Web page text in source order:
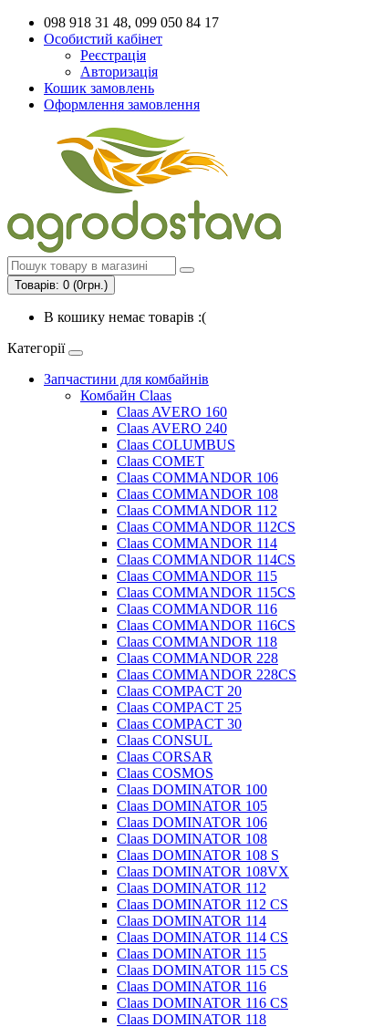
098 918 31 48, 099 050 84 17
Особистий кабінет
Реєстрація
Авторизація
Кошик замовлень
Оформлення замовлення
Товарів: 0 (0грн.)
В кошику немає товарів :(
Категорії
Запчастини для комбайнів
Комбайн Claas
Claas AVERO 160
Claas AVERO 240
Claas COLUMBUS
Claas COMET
Claas COMMANDOR 106
Claas COMMANDOR 108
Claas COMMANDOR 112
Claas COMMANDOR 112CS
Claas COMMANDOR 114
Claas COMMANDOR 114CS
Claas COMMANDOR 115
Claas COMMANDOR 115CS
Claas COMMANDOR 116
Claas COMMANDOR 116CS
Claas COMMANDOR 118
Claas COMMANDOR 228
Claas COMMANDOR 228CS
Claas COMPACT 20
Claas COMPACT 25
Claas COMPACT 30
Claas CONSUL
Claas CORSAR
Claas COSMOS
Claas DOMINATOR 100
Claas DOMINATOR 105
Claas DOMINATOR 106
Claas DOMINATOR 108
Claas DOMINATOR 108 S
Claas DOMINATOR 108VX
Claas DOMINATOR 112
Claas DOMINATOR 112 CS
Claas DOMINATOR 114
Claas DOMINATOR 114 CS
Claas DOMINATOR 115
Claas DOMINATOR 115 CS
Claas DOMINATOR 116
Claas DOMINATOR 116 CS
Claas DOMINATOR 118